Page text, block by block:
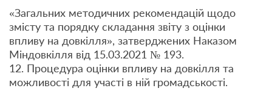
«Загальних методичних рекомендацій щодо
змісту та порядку складання звіту з оцінки
впливу на довкілля», затверджених Наказом
Міндовкілля від 15.03.2021 № 193.
12. Процедура оцінки впливу на довкілля та
можливості для участі в ній громадськості.